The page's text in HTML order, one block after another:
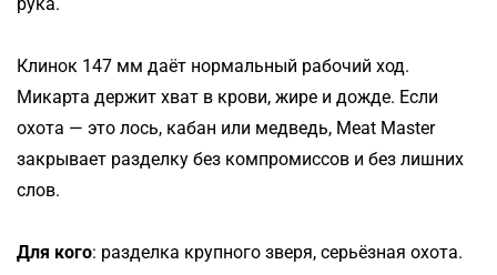
Клинок 147 мм даёт нормальный рабочий ход.
Микарта держит хват в крови, жире и дожде. Если
охота — это лось, кабан или медведь, Meat Master
закрывает разделку без компромиссов и без лишних
слов.
Для кого: разделка крупного зверя, серьёзная охота.